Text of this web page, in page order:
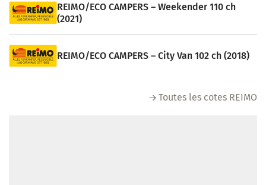
REIMO/ECO CAMPERS – Weekender 110 ch
(2021)
REIMO/ECO CAMPERS – City Van 102 ch (2018)
Toutes les cotes REIMO